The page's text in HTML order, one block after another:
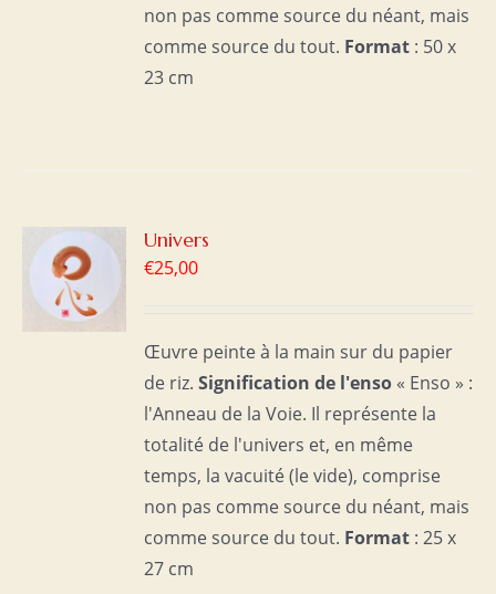
non pas comme source du néant, mais
comme source du tout. Format : 50 x
23 cm
Univers
€25,00
Œuvre peinte à la main sur du papier
de riz.Signification de l'enso « Enso » :
l'Anneau de la Voie. Il représente la
totalité de l'univers et, en même
temps, la vacuité (le vide), comprise
non pas comme source du néant, mais
comme source du tout. Format : 25 x
27 cm